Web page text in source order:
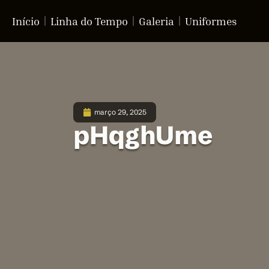
Início Linha do Tempo Galeria Uniformes
março 29, 2025
pHqghUme